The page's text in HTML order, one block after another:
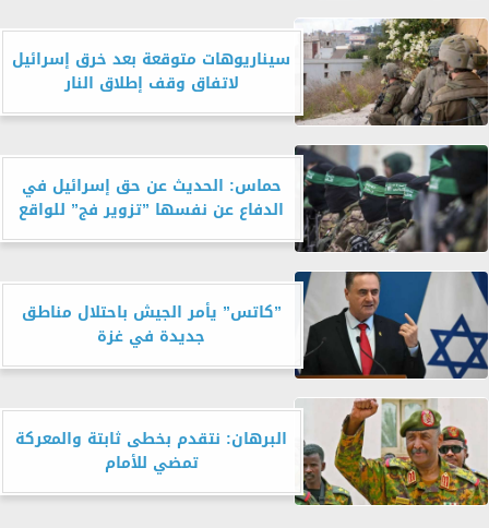
سيناريوهات متوقعة بعد خرق إسرائيل
لاتفاق وقف إطلاق النار
حماس: الحديث عن حق إسرائيل في
الدفاع عن نفسها ”تزوير فج” للواقع
”كاتس” يأمر الجيش باحتلال مناطق
جديدة في غزة
البرهان: نتقدم بخطى ثابتة والمعركة
تمضي للأمام